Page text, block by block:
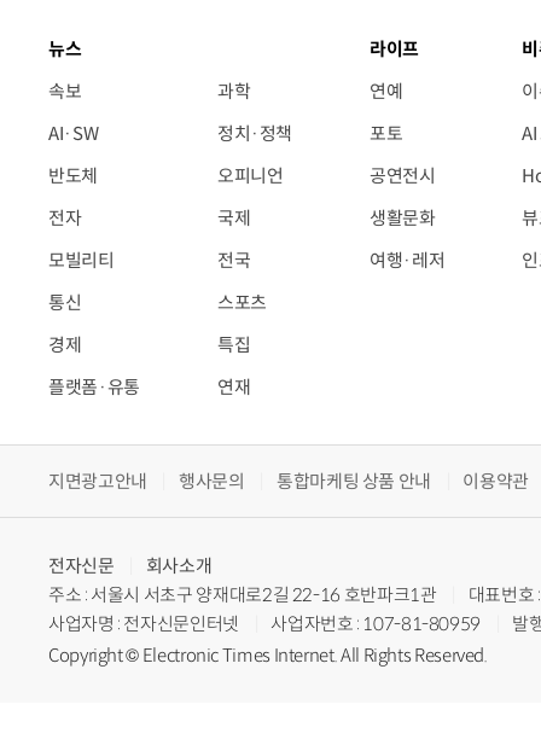
뉴스
속보
AI·SW
반도체
전자
모빌리티
통신
경제
플랫폼·유통
과학
정치·정책
오피니언
국제
전국
스포츠
특집
연재
라이프
연예
포토
공연전시
생활문화
여행·레저
지면광고안내 행사문의 통합마케팅 상품 안내 이용약관
전자신문
회사소개
주소 : 서울시 서초구 양재대로2길 22-16 호반파크1관
대표번
사업자명 : 전자신문인터넷
사업자번호 : 107-81-80959
발
Copyright © Electronic Times Internet. All Rights Reserved.